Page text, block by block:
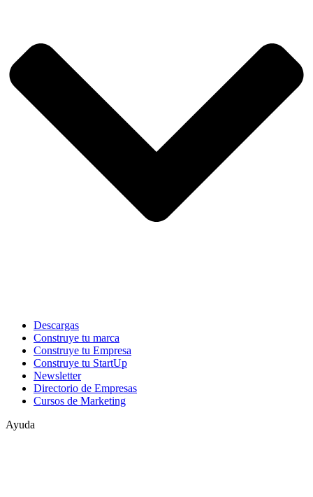
Descargas
Construye tu marca
Construye tu Empresa
Construye tu StartUp
Newsletter
Directorio de Empresas
Cursos de Marketing
Ayuda